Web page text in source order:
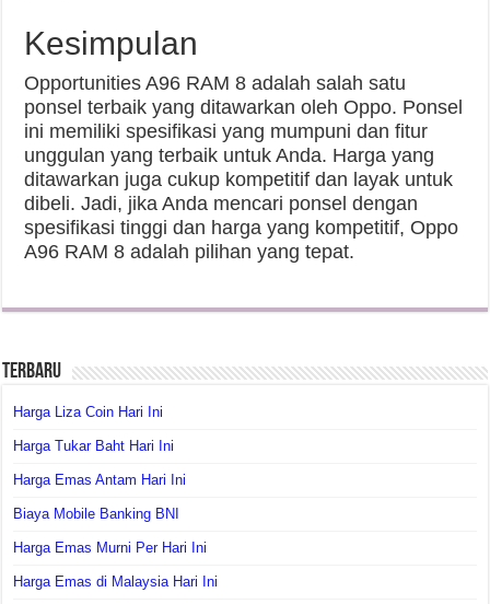
Kesimpulan
Opportunities A96 RAM 8 adalah salah satu
ponsel terbaik yang ditawarkan oleh Oppo. Ponsel
ini memiliki spesifikasi yang mumpuni dan fitur
unggulan yang terbaik untuk Anda. Harga yang
ditawarkan juga cukup kompetitif dan layak untuk
dibeli. Jadi, jika Anda mencari ponsel dengan
spesifikasi tinggi dan harga yang kompetitif, Oppo
A96 RAM 8 adalah pilihan yang tepat.
Terbaru
Harga Liza Coin Hari Ini
Harga Tukar Baht Hari Ini
Harga Emas Antam Hari Ini
Biaya Mobile Banking BNI
Harga Emas Murni Per Hari Ini
Harga Emas di Malaysia Hari Ini